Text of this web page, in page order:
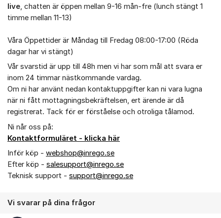
live, chatten är öppen mellan 9-16 mån-fre (lunch stängt 1
timme mellan 11-13)
Våra Öppettider är Måndag till Fredag 08:00-17:00 (Röda
dagar har vi stängt)
Vår svarstid är upp till 48h men vi har som mål att svara er
inom 24 timmar nästkommande vardag.
Om ni har använt nedan kontaktuppgifter kan ni vara lugna
när ni fått mottagningsbekräftelsen, ert ärende är då
registrerat. Tack för er förståelse och otroliga tålamod.
Ni når oss på:
Kontaktformuläret - klicka här
Inför köp - webshop@inrego.se
Efter köp - salesupport@inrego.se
Teknisk support - support@inrego.se
Vi svarar på dina frågor